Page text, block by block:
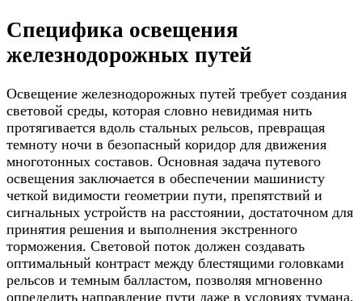
Специфика освещения
железнодорожных путей
Освещение железнодорожных путей требует создания
световой среды, которая словно невидимая нить
протягивается вдоль стальных рельсов, превращая
темноту ночи в безопасный коридор для движения
многотонных составов. Основная задача путевого
освещения заключается в обеспечении машинисту
четкой видимости геометрии пути, препятствий и
сигнальных устройств на расстоянии, достаточном для
принятия решения и выполнения экстренного
торможения. Световой поток должен создавать
оптимальный контраст между блестящими головками
рельсов и темным балластом, позволяя мгновенно
определить направление пути даже в условиях тумана,